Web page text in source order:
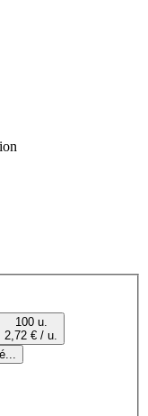
100 u.
2,72 € / u.